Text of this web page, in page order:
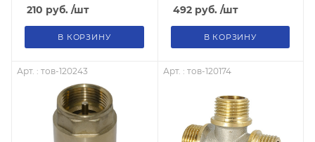
210 руб. /шт
В КОРЗИНУ
492руб. /шт
В КОРЗИНУ
Арт. : тов-120243 Арт. : тов-120174